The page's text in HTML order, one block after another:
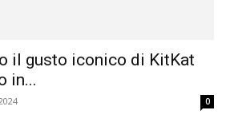
il gusto iconico di KitKat
in...
0